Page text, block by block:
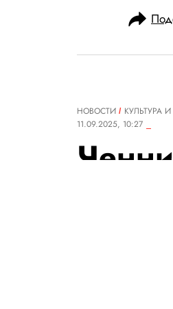
НОВОСТИ
КУЛЬТУРА
11.09.2025, 10:27